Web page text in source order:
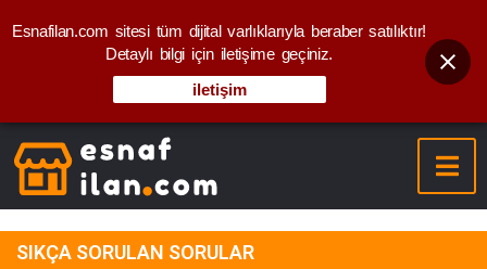
SIKÇA SORULAN SORULAR
Esnafilan.com sitesi tüm dijital varlıklarıyla beraber satılıktır!
Detaylı bilgi için iletişime geçiniz.
iletişim